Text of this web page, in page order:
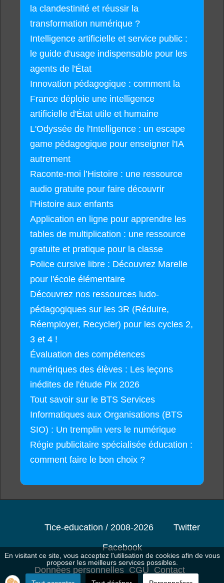
la clandestinité et réussir la
transformation numérique ?
Intelligence artificielle et service public :
le guide d'usage indispensable pour les
agents de l'État
Innovation pédagogique : comment la
France déploie une intelligence
artificielle d'État utile et humaine
L'Odyssée de l'Intelligence : un escape
game pédagogique pour enseigner l'IA
autrement
Raconte-moi l’Histoire : une ressource
audio gratuite pour faire découvrir
l’Histoire aux enfants
Application en ligne pour apprendre les
tables de multiplication : une ressource
gratuite et pratique pour la classe
Police cursive libre : Découvrez Marelle
pour l'école élémentaire
Découvrez nos ressources ludo-
pédagogiques sur les 3R (Réduire,
Réemployer, Recycler) pour les cycles 2,
3 et 4 !
Évaluation des compétences
numériques des élèves : Les leçons
inédites de l'étude Pix 2026
Tout savoir sur le BTS Services
Informatiques aux Organisations (BTS
SIO) : Un tremplin vers le numérique
Régie publicitaire spécialisée éducation :
comment faire le bon choix ?
Tice-education / 2008-2026
Twitter
Facebook
Données personnelles CGU Contact
En visitant ce site, vous acceptez l'utilisation de cookies afin de vous
proposer les meilleurs services possibles.